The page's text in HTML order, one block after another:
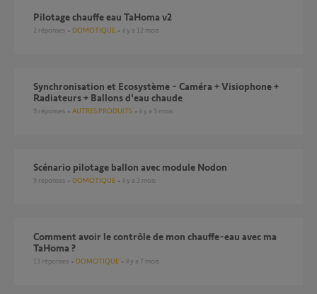
Pilotage chauffe eau TaHoma v2
2 réponses DOMOTIQUE il y a 12 mois
Synchronisation et Ecosystème - Caméra + Visiophone +
Radiateurs + Ballons d'eau chaude
9 réponses AUTRES PRODUITS il y a 5 mois
Scénario pilotage ballon avec module Nodon
9 réponses DOMOTIQUE il y a 3 mois
Comment avoir le contrôle de mon chauffe-eau avec ma
TaHoma ?
13 réponses DOMOTIQUE il y a 7 mois